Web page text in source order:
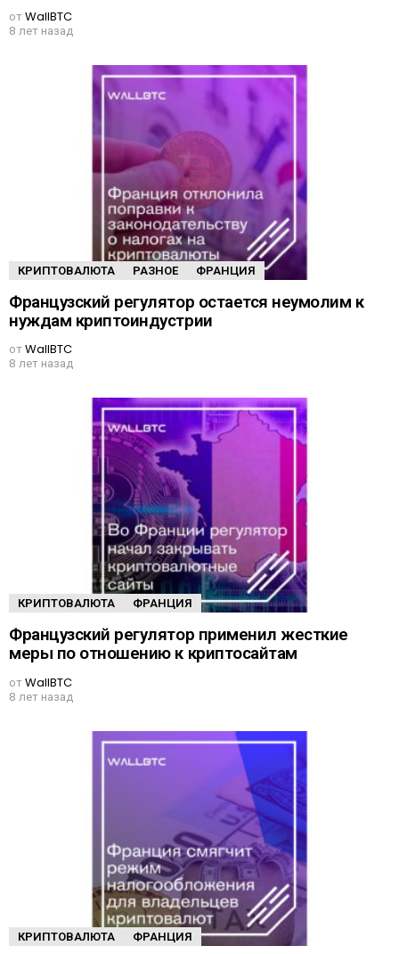
отWallBTC
8 лет назад
КРИПТОВАЛЮТА РАЗНОЕ ФРАНЦИЯ
Французский регулятор остается неумолим к
нуждам криптоиндустрии
отWallBTC
8 лет назад
КРИПТОВАЛЮТА ФРАНЦИЯ
Французский регулятор применил жесткие
меры по отношению к криптосайтам
отWallBTC
8 лет назад
КРИПТОВАЛЮТА ФРАНЦИЯ